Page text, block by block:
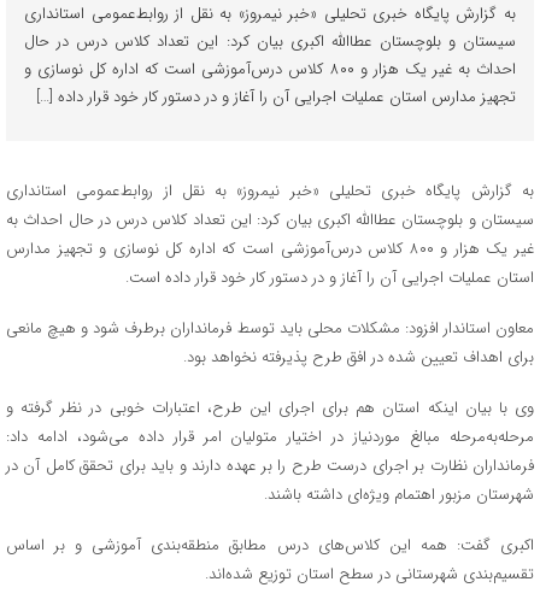
به گزارش پایگاه خبری تحلیلی «خبر نیمروز» به نقل از روابط‌عمومی استانداری
سیستان و بلوچستان عطاالله اکبری بیان کرد: این تعداد کلاس درس در حال
احداث به غیر یک هزار و ۸۰۰ کلاس درس‌آموزشی است که اداره کل نوسازی و
تجهیز مدارس استان عملیات اجرایی آن را آغاز و در دستور کار خود قرار داده […]
به گزارش پایگاه خبری تحلیلی «خبر نیمروز» به نقل از روابط‌عمومی استانداری
سیستان و بلوچستان عطاالله اکبری بیان کرد: این تعداد کلاس درس در حال احداث به
غیر یک هزار و ۸۰۰ کلاس درس‌آموزشی است که اداره کل نوسازی و تجهیز مدارس
استان عملیات اجرایی آن را آغاز و در دستور کار خود قرار داده است.
معاون استاندار افزود: مشکلات محلی باید توسط فرمانداران برطرف شود و هیچ مانعی
برای اهداف تعیین شده در افق طرح پذیرفته نخواهد بود.
وی با بیان اینکه استان هم برای اجرای این طرح، اعتبارات خوبی در نظر گرفته و
مرحله‌به‌مرحله مبالغ موردنیاز در اختیار متولیان امر قرار داده می‌شود، ادامه داد:
فرمانداران نظارت بر اجرای درست طرح را بر عهده دارند و باید برای تحقق کامل آن در
شهرستان مزبور اهتمام ویژه‌ای داشته باشند.
اکبری گفت: همه این کلاس‌های درس مطابق منطقه‌بندی آموزشی و بر اساس
تقسیم‌بندی شهرستانی در سطح استان توزیع شده‌اند.